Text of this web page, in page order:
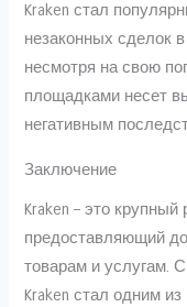
Kraken стал
незаконных сделок
несмотря на свою
площадками несет
негативным
Заключение
Kraken – это
предоставляющий
товарам и услугам.
Kraken стал одним